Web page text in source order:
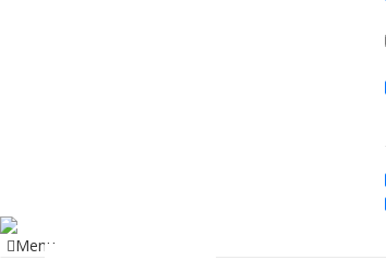
Menu